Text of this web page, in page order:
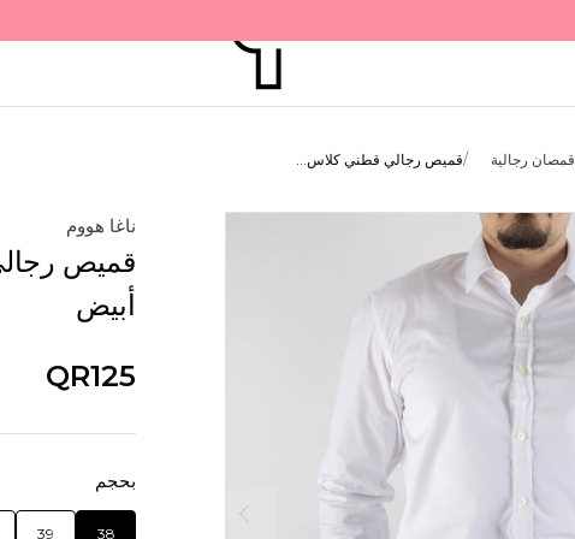
قمصان رجالية قميص رجالي قطني كلاس...
ناغا هووم
قميص
أبيض
QR125
بحجم
38
39